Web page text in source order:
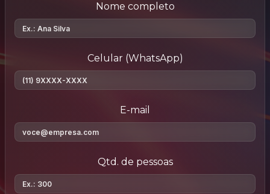
Nome completo
Celular (WhatsApp)
E-mail
Qtd. de pessoas